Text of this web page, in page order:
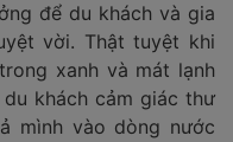
để du khách và gia
vời. Thật tuyệt khi
xanh và mát lạnh
khách cảm giác thư
mình vào dòng nước